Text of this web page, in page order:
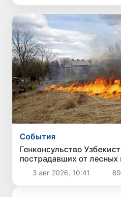
Cобытия
Генконсульство
пострадавших от
американском штате
Узбекистана нет
3 авг 2026, 10:41